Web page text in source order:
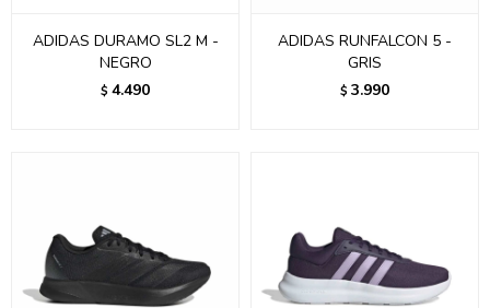
ADIDAS DURAMO SL2 M -
NEGRO
$ 4.490
ADIDAS RUNFALCON 5 -
GRIS
$ 3.990